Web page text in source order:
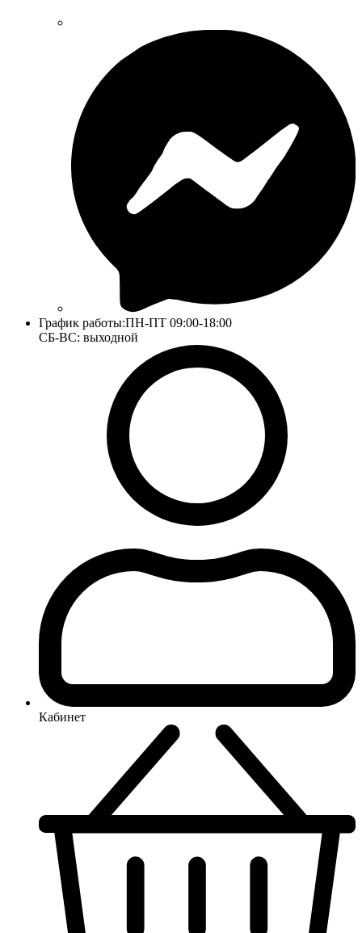
График работы:ПН-ПТ 09:00-18:00
СБ-ВС: выходной
Кабинет